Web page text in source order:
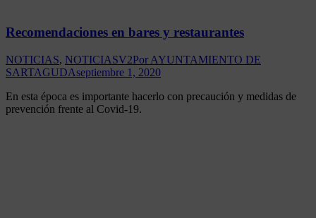
Recomendaciones en bares y restaurantes
NOTICIAS, NOTICIASV2Por AYUNTAMIENTO DE
SARTAGUDAseptiembre 1, 2020
En esta época es importante hacerlo con precaución y medidas de
prevención frente al Covid-19.